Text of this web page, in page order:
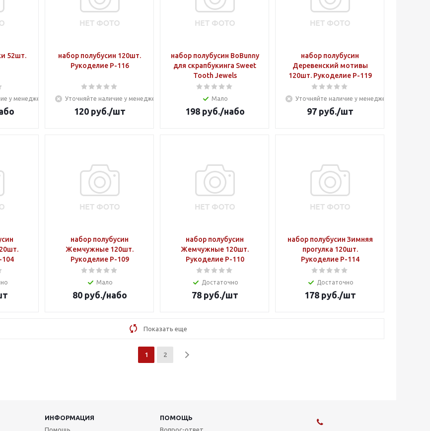
52шт.
у менеджера
набор полубусин 120шт.
Рукоделие Р-116
Уточняйте наличие у менеджера
120руб./шт
набор полубусин BoBunny
для скрапбукинга Sweet
Tooth Jewels
Мало
198руб./набо
набор полубусин
Деревенский мотивы
120шт. Рукоделие Р-119
Уточняйте наличие у менеджера
97руб./шт
набор полубусин
Жемчужные 120шт.
Рукоделие Р-109
Мало
80руб./набо
набор полубусин
Жемчужные 120шт.
Рукоделие Р-110
Достаточно
78руб./шт
набор полубусин Зимняя
прогулка 120шт.
Рукоделие Р-114
Достаточно
178руб./шт
Показать еще
1 2
ИНФОРМАЦИЯ
ПОМОЩЬ
Помощь Вопрос-ответ